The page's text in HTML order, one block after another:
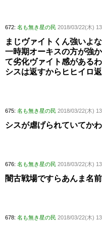
672: 名も無き星の民 2018/03/22(木)
まじヴァイトくん強いよな
一時期オーキスの方が強
て劣化ヴァイト感があるわ
シスは返すからヒヒイロ
675: 名も無き星の民 2018/03/22(木)
シスが虐げられていてか
676: 名も無き星の民 2018/03/22(木)
闇古戦場ですらあんま名
678: 名も無き星の民 2018/03/22(木)